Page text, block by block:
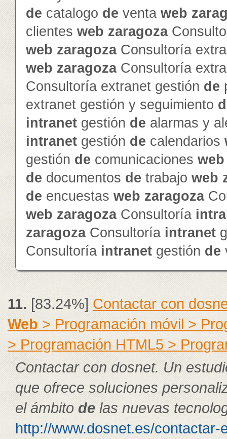
de catalogo de venta web
clientes web zaragoza
web zaragozaConsultoría
web zaragozaConsultoría
Consultoría extranet gestión de
extranet gestión y seguimiento
intranet gestión de alarmas y
intranet gestión de calendarios
gestión de comunicaciones web
de documentos de trabajo web
de encuestas web zaragoza
web zaragozaConsultoría
zaragozaConsultoría intranet
Consultoría intranet gestión de
11.[83.24%]Contactar con
Web> Programación móvil >
> Programación HTML5 >
Contactar con dosnet. Un
que ofrece soluciones
el ámbitode las nuevas
http://www.dosnet.es/contactar-